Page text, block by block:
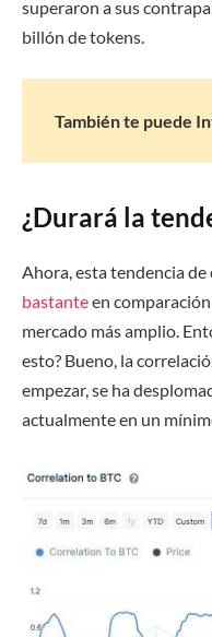
superaron a sus
billón de tokens.
También te puede
¿Durará la
Ahora, esta tendencia
bastanteen
mercado más amplio.
esto? Bueno, la
empezar, se ha
actualmente en un